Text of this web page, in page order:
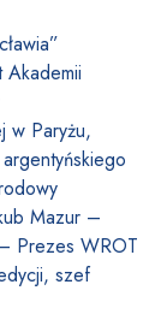
w Paryżu,
Mazur –
Prezes WROT
szef